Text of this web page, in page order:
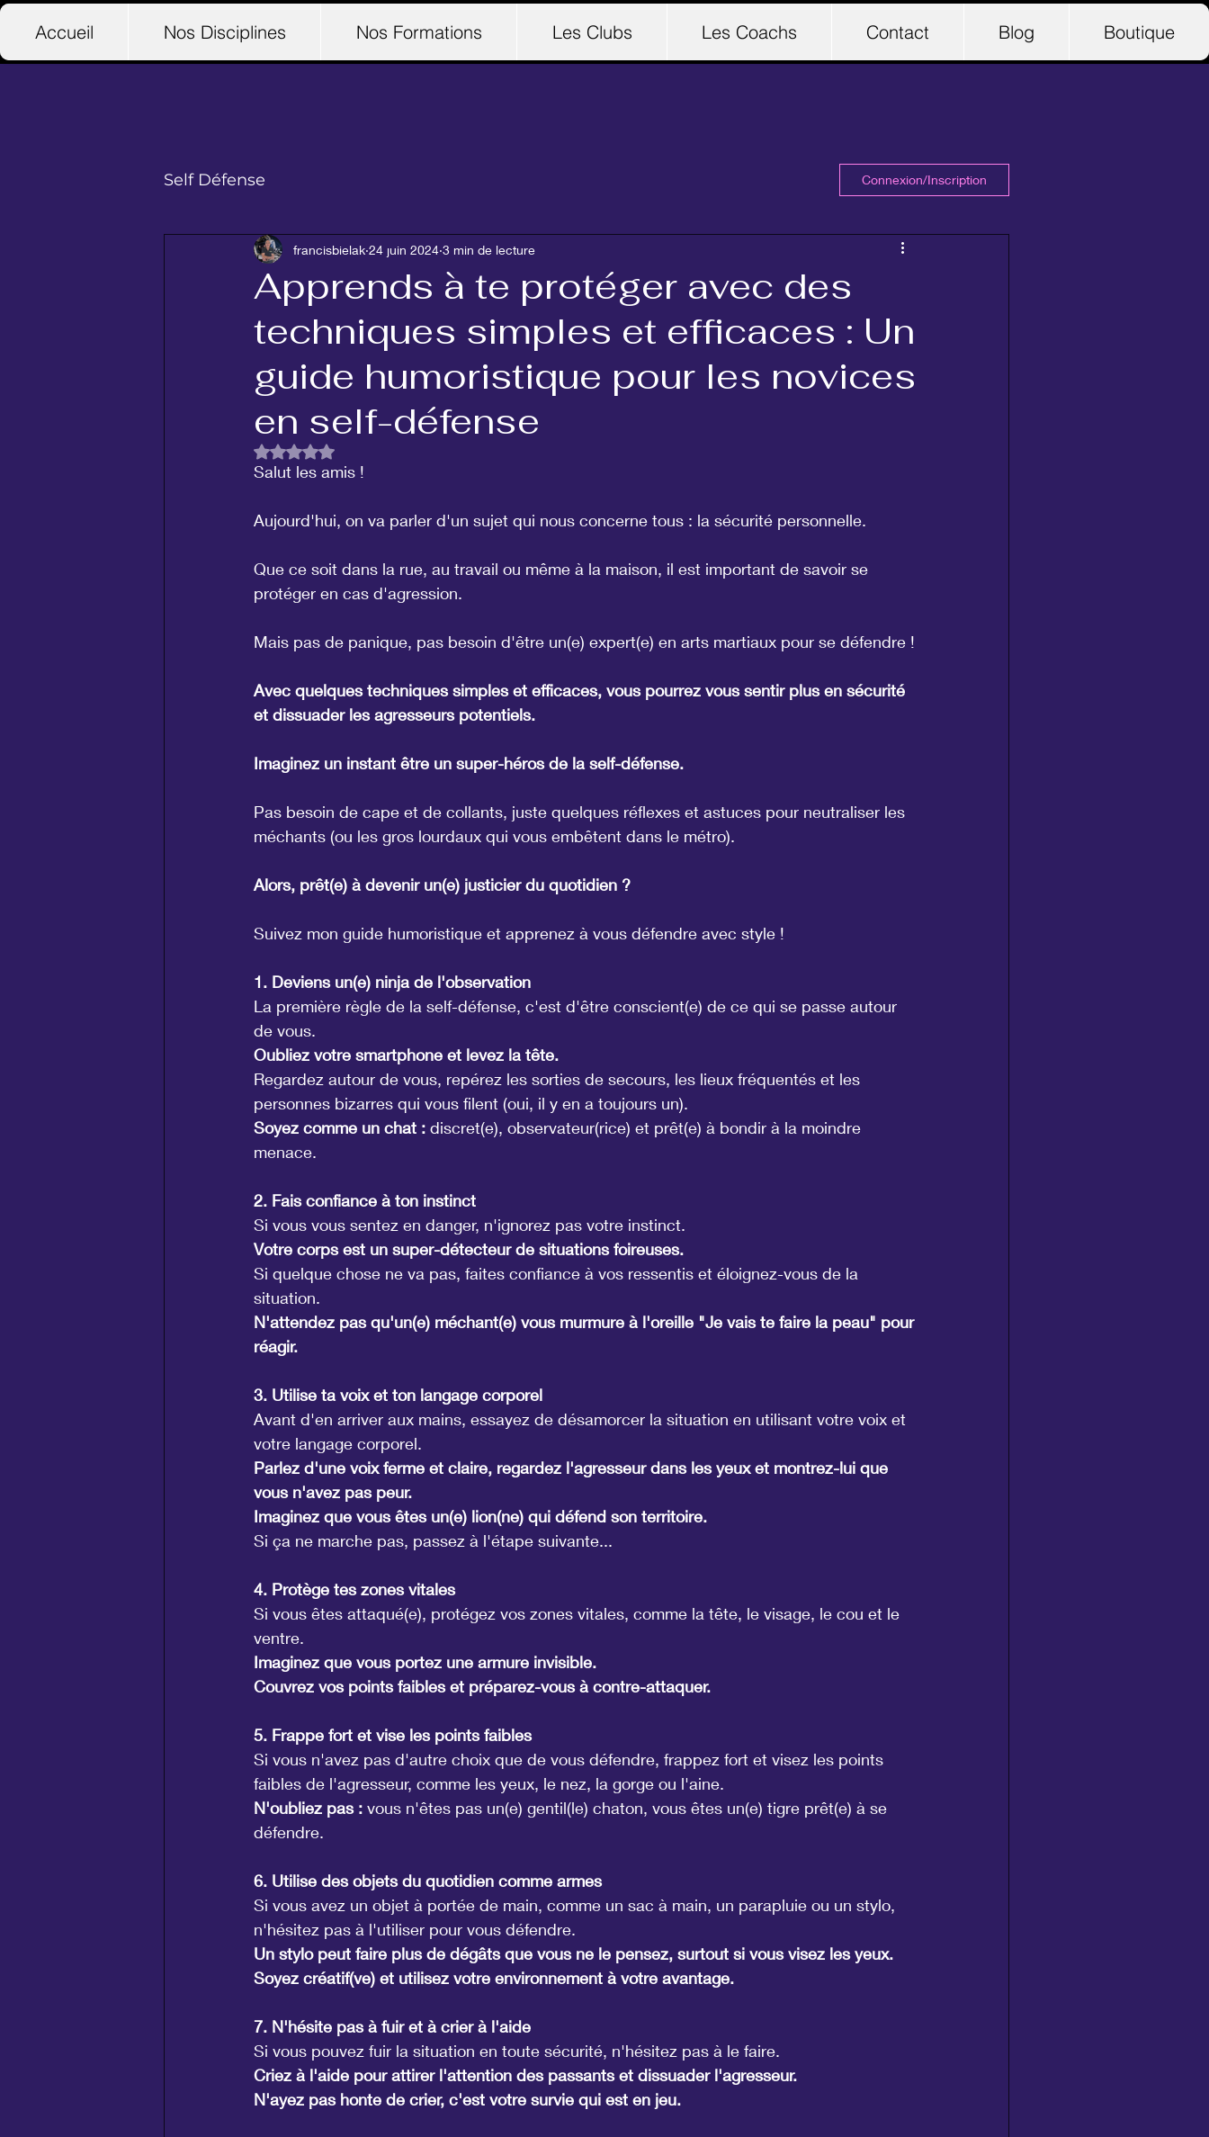
Accueil Nos Disciplines Nos Formations Les Clubs Les Coachs Contact Blog Boutique
Self Défense Connexion/Inscription
Apprends à te protéger avec des
techniques simples et efficaces : Un
guide humoristique pour les novices
en self-défense
francisbielak 24 juin 2024 3 min de lecture
Noté NaN étoiles sur 5.
Salut les amis !
Aujourd'hui, on va parler d'un sujet qui nous concerne tous : la sécurité personnelle.
Que ce soit dans la rue, au travail ou même à la maison, il est important de savoir se
protéger en cas d'agression.
Mais pas de panique, pas besoin d'être un(e) expert(e) en arts martiaux pour se défendre !
Avec quelques techniques simples et efficaces, vous pourrez vous sentir plus en sécurité
et dissuader les agresseurs potentiels.
Imaginez un instant être un super-héros de la self-défense.
Pas besoin de cape et de collants, juste quelques réflexes et astuces pour neutraliser les
méchants (ou les gros lourdaux qui vous embêtent dans le métro).
Alors, prêt(e) à devenir un(e) justicier du quotidien ?
Suivez mon guide humoristique et apprenez à vous défendre avec style !
1. Deviens un(e) ninja de l'observation
La première règle de la self-défense, c'est d'être conscient(e) de ce qui se passe autour
de vous.
Oubliez votre smartphone et levez la tête.
Regardez autour de vous, repérez les sorties de secours, les lieux fréquentés et les
personnes bizarres qui vous filent (oui, il y en a toujours un).
Soyez comme un chat : discret(e), observateur(rice) et prêt(e) à bondir à la moindre
menace.
2. Fais confiance à ton instinct
Si vous vous sentez en danger, n'ignorez pas votre instinct.
Votre corps est un super-détecteur de situations foireuses.
Si quelque chose ne va pas, faites confiance à vos ressentis et éloignez-vous de la
situation.
N'attendez pas qu'un(e) méchant(e) vous murmure à l'oreille "Je vais te faire la peau" pour
réagir.
3. Utilise ta voix et ton langage corporel
Avant d'en arriver aux mains, essayez de désamorcer la situation en utilisant votre voix et
votre langage corporel.
Parlez d'une voix ferme et claire, regardez l'agresseur dans les yeux et montrez-lui que
vous n'avez pas peur.
Imaginez que vous êtes un(e) lion(ne) qui défend son territoire.
Si ça ne marche pas, passez à l'étape suivante...
4. Protège tes zones vitales
Si vous êtes attaqué(e), protégez vos zones vitales, comme la tête, le visage, le cou et le
ventre.
Imaginez que vous portez une armure invisible.
Couvrez vos points faibles et préparez-vous à contre-attaquer.
5. Frappe fort et vise les points faibles
Si vous n'avez pas d'autre choix que de vous défendre, frappez fort et visez les points
faibles de l'agresseur, comme les yeux, le nez, la gorge ou l'aine.
N'oubliez pas : vous n'êtes pas un(e) gentil(le) chaton, vous êtes un(e) tigre prêt(e) à se
défendre.
6. Utilise des objets du quotidien comme armes
Si vous avez un objet à portée de main, comme un sac à main, un parapluie ou un stylo,
n'hésitez pas à l'utiliser pour vous défendre.
Un stylo peut faire plus de dégâts que vous ne le pensez, surtout si vous visez les yeux.
Soyez créatif(ve) et utilisez votre environnement à votre avantage.
7. N'hésite pas à fuir et à crier à l'aide
Si vous pouvez fuir la situation en toute sécurité, n'hésitez pas à le faire.
Criez à l'aide pour attirer l'attention des passants et dissuader l'agresseur.
N'ayez pas honte de crier, c'est votre survie qui est en jeu.